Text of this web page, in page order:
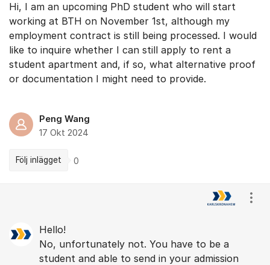
Hi, I am an upcoming PhD student who will start
working at BTH on November 1st, although my
employment contract is still being processed. I would
like to inquire whether I can still apply to rent a
student apartment and, if so, what alternative proof
or documentation I might need to provide.
Peng Wang
17 Okt 2024
Följ inlägget 0
Hello!
No, unfortunately not. You have to be a
student and able to send in your admission